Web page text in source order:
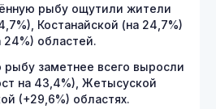
рыбу ощутили жители
Костанайской (на 24,7%)
24%) областей.
заметнее всего выросли
на 43,4%), Жетысуской
(+29,6%) областях.